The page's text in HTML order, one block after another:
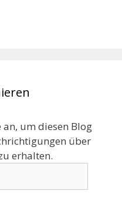
um diesen Blog
über
erhalten.